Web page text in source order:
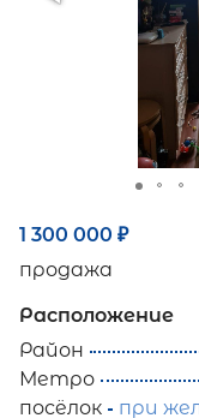
1 300 000 ₽
продажа
Расположение
Район
Метро
посёлок
при